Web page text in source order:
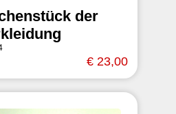
der
€ 23,00